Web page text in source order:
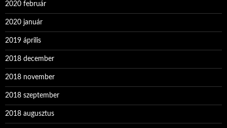
2020 február
2020 január
2019 április
2018 december
2018 november
2018 szeptember
2018 augusztus